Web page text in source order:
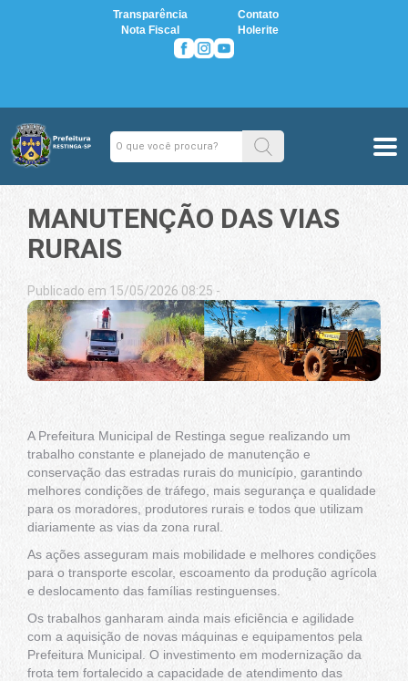
Transparência
Contato
Nota Fiscal
Holerite
MANUTENÇÃO DAS VIAS
RURAIS
Publicado em 15/05/2026 08:25 -
A Prefeitura Municipal de Restinga segue realizando um
trabalho constante e planejado de manutenção e
conservação das estradas rurais do município, garantindo
melhores condições de tráfego, mais segurança e qualidade
para os moradores, produtores rurais e todos que utilizam
diariamente as vias da zona rural.
As ações asseguram mais mobilidade e melhores condições
para o transporte escolar, escoamento da produção agrícola
e deslocamento das famílias restinguenses.
Os trabalhos ganharam ainda mais eficiência e agilidade
com a aquisição de novas máquinas e equipamentos pela
Prefeitura Municipal. O investimento em modernização da
frota tem fortalecido a capacidade de atendimento das